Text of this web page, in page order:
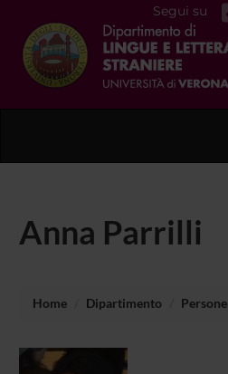
Segui su
Anna Parrilli
Home Dipartimento Persone